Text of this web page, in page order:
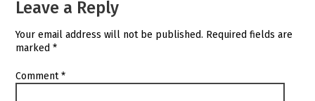
Leave a Reply
Your email address will not be published. Required fields are
marked*
Comment*